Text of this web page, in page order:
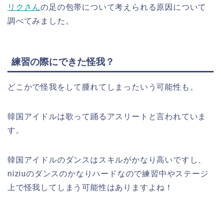
リクさんの足の包帯について考えられる原因について
調べてみました。
練習の際にできた怪我？
どこかで怪我をして腫れてしまったいう可能性も。
韓国アイドルは歌って踊るアスリートと言われていま
す。
韓国アイドルのダンスはスキルがかなり高いですし、
niziuのダンスのかなりハードなので練習中やステージ
上で怪我してしまう可能性はありますよね！